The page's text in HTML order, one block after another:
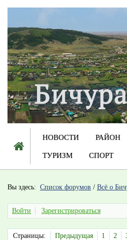
НОВОСТИ РАЙОН
ТУРИЗМ СПОРТ
Вы здесь: Список форумов / Всё о
Войти Зарегистрироваться
Страницы: Предыдущая 1 2